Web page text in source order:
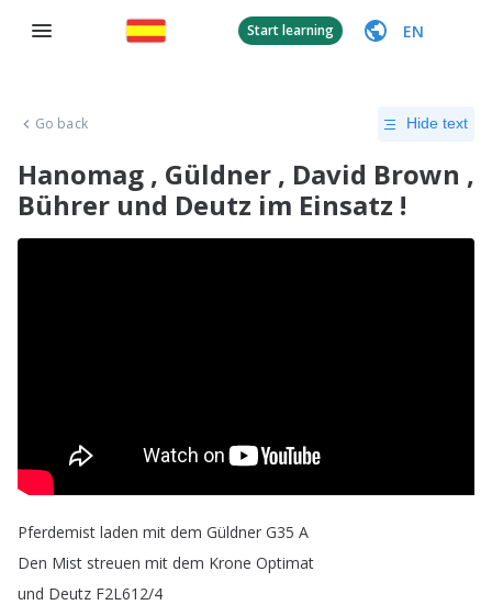
Start learning EN
Go back Hide text
Hanomag , Güldner , David Brown ,
Bührer und Deutz im Einsatz !
Pferdemist laden mit dem Güldner G35 A
Den Mist streuen mit dem Krone Optimat
und Deutz F2L612/4